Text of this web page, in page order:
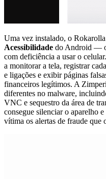
Uma vez instalado, o Rokarolla
Acessibilidade do Android — o
com deficiência a usar o
a monitorar a tela, registrar
e ligações e exibir páginas
financeiros legítimos. A
diferentes no malware,
VNC e sequestro da área de
consegue silenciar o aparelho
vítima os alertas de fraude que